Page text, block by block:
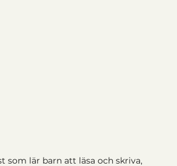
som lär barn att läsa och skriva,